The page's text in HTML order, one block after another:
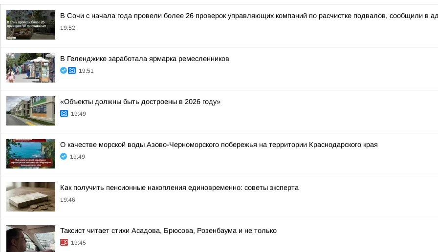
В Сочи с начала года провели более 26 проверок управляющих компаний по расчистке подвалов, сообщили в
19:52
В Геленджике заработала ярмарка ремесленников
19:51
«Объекты должны быть достроены в 2026 году»
19:49
О качестве морской воды Азово-Черноморского побережья на территории Краснодарского края
19:49
Как получить пенсионные накопления единовременно: советы эксперта
19:46
Таксист читает стихи Асадова, Брюсова, Розенбаума и не только
19:45